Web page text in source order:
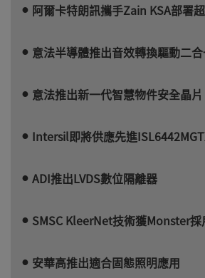
阿爾卡特朗訊攜手Zain KSA部署
意法半導體推出音效轉換驅動二
意法推出新一代智慧物件安全晶片
Intersil即將供應先進
ADI推出LVDS數位隔離器
SMSC KleerNet技術獲Monster採
安華高推出適合固態照明應用